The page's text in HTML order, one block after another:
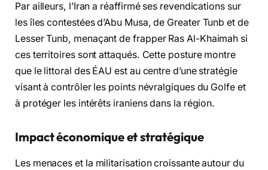
Par ailleurs, l’Iran a réaffirmé ses revendications sur
les îles contestées d’Abu Musa, de Greater Tunb et de
Lesser Tunb, menaçant de frapper Ras Al-Khaimah si
ces territoires sont attaqués. Cette posture montre
que le littoral des ÉAU est au centre d’une stratégie
visant à contrôler les points névralgiques du Golfe et
à protéger les intérêts iraniens dans la région.
Impact économique et stratégique
Les menaces et la militarisation croissante autour du